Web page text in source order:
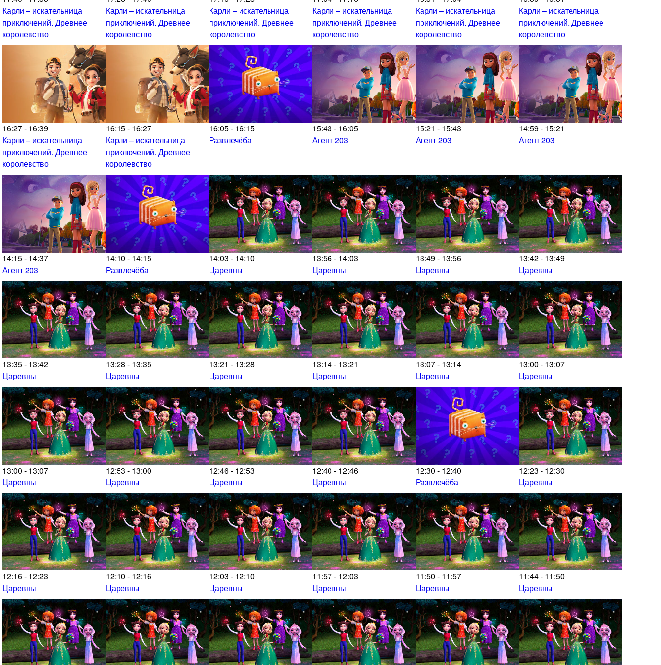
Карли – искательница
приключений. Древнее
королевство
Карли – искательница
приключений. Древнее
королевство
Карли – искательница
приключений. Древнее
королевство
Карли – искательница
приключений. Древнее
королевство
Карли – искательница
приключений. Древнее
королевство
Карли – искательница
приключений. Древнее
королевство
16:27 - 16:39
Карли – искательница
приключений. Древнее
королевство
16:15 - 16:27
Карли – искательница
приключений. Древнее
королевство
16:05 - 16:15
Развлечёба
15:43 - 16:05
Агент 203
15:21 - 15:43
Агент 203
14:59 - 15:21
Агент 203
14:15 - 14:37
Агент 203
14:10 - 14:15
Развлечёба
14:03 - 14:10
Царевны
13:56 - 14:03
Царевны
13:49 - 13:56
Царевны
13:42 - 13:49
Царевны
13:35 - 13:42
Царевны
13:28 - 13:35
Царевны
13:21 - 13:28
Царевны
13:14 - 13:21
Царевны
13:07 - 13:14
Царевны
13:00 - 13:07
Царевны
13:00 - 13:07
Царевны
12:53 - 13:00
Царевны
12:46 - 12:53
Царевны
12:40 - 12:46
Царевны
12:30 - 12:40
Развлечёба
12:23 - 12:30
Царевны
12:16 - 12:23
Царевны
12:10 - 12:16
Царевны
12:03 - 12:10
Царевны
11:57 - 12:03
Царевны
11:50 - 11:57
Царевны
11:44 - 11:50
Царевны